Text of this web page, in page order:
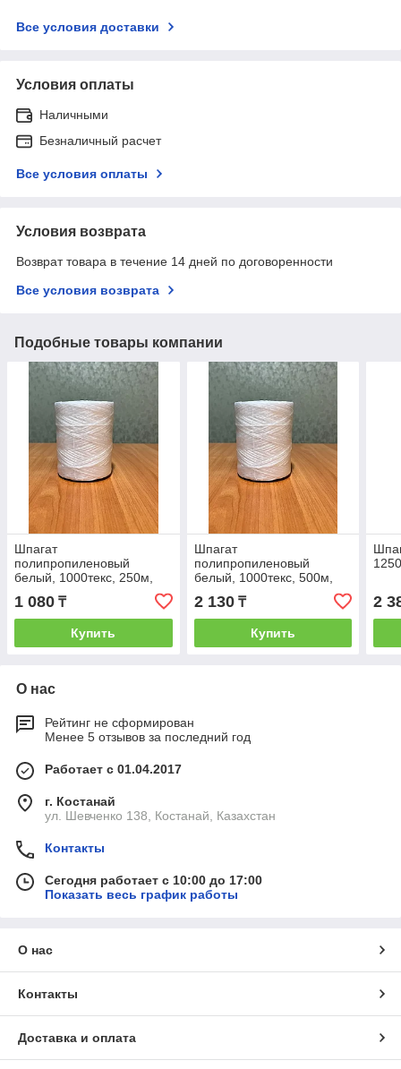
Все условия доставки
Условия оплаты
Наличными
Безналичный расчет
Все условия оплаты
Условия возврата
Возврат товара в течение 14 дней по договоренности
Все условия возврата
Подобные товары компании
Шпагат
полипропиленовый
белый, 1000текс, 250м,
1 080 ₸
Купить
Шпагат
полипропиленовый
белый, 1000текс, 500м,
2 130₸
Купить
2
О нас
Рейтинг не сформирован
Менее 5 отзывов за последний год
Работает с 01.04.2017
г. Костанай
ул. Шевченко 138, Костанай, Казахстан
Контакты
Сегодня работает с 10:00 до 17:00
Показать весь график работы
О нас
Контакты
Доставка и оплата